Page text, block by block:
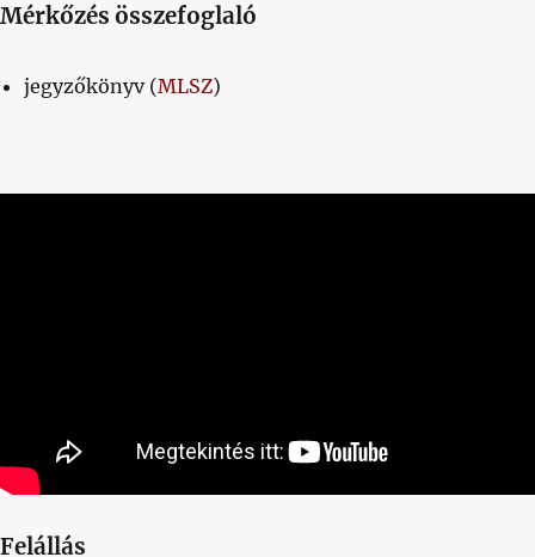
Mérkőzés összefoglaló
jegyzőkönyv (MLSZ)
Felállás